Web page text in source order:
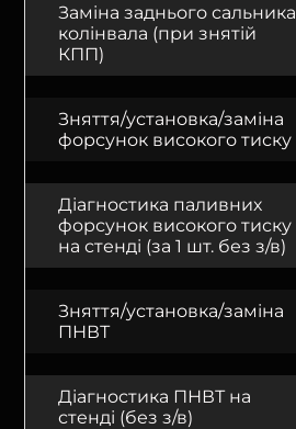
Заміна заднього сальника
колінвала (при знятій
КПП)
Зняття/установка/заміна
форсунок високого тиску
Діагностика паливних
форсунок високого тиску
на стенді (за 1 шт. без з/в)
Зняття/установка/заміна
ПНВТ
Діагностика ПНВТ на
стенді (без з/в)